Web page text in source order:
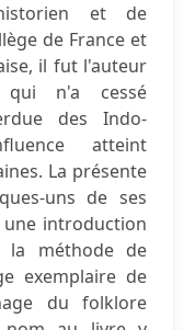
et de
de France et
il fut l'auteur
qui n'a cessé
des Indo-
atteint
La présente
uns de ses
introduction
la méthode de
exemplaire de
du folklore